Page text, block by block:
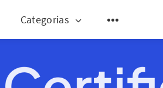
Categorias